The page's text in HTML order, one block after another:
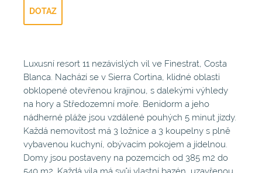
DOTAZ
Luxusní resort 11 nezávislých vil ve Finestrat, Costa
Blanca. Nachází se v Sierra Cortina, klidné oblasti
obklopené otevřenou krajinou, s dalekými výhledy
na hory a Středozemní moře. Benidorm a jeho
nádherné pláže jsou vzdálené pouhých 5 minut jízdy.
Každá nemovitost má 3 ložnice a 3 koupelny s plně
vybavenou kuchyní, obývacím pokojem a jídelnou.
Domy jsou postaveny na pozemcích od 385 m2 do